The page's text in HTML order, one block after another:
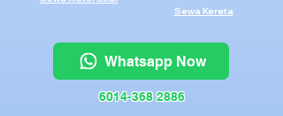
Sewa Kereta
Whatsapp Now
6014-368 2886